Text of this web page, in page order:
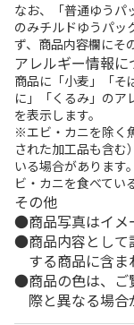
なお、「普通ゆうパ
のみチルドゆうパッ
ず、商品内容欄にそ
アレルギー情報に
商品に「小麦」「そ
に」「くるみ」のア
を表示します。
※エビ・カニを除く
された加工品も含む
いる場合があります
ビ・カニを食べてい
その他
商品写真はイメ
商品内容とし
する商品に含ま
商品の色は、
際と異なる場合